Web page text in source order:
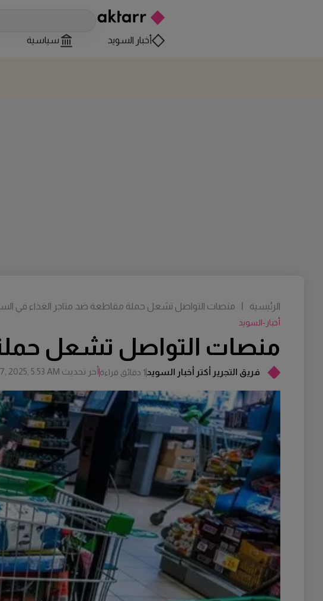
أخبار السويد سياسية
فريق التجرير أكتر أخبار السويد1 دقائق قراءة أخر تحديث 2025, 5:53 AM
منصات التواصل تشعل
أخبار-السويد
الرئيسية | منصات التواصل تشعل حملة مقاطعة ضد متاجر الغذاء في